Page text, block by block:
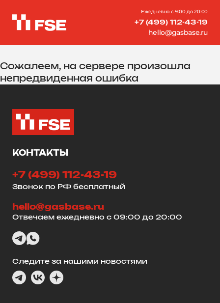
Ежедневно с 9:00 до 20:00
+7 (499) 112-43-19
hello@gasbase.ru
Сожалеем, на сервере произошла
непредвиденная ошибка
КОНТАКТЫ
+7 (499) 112-43-19
Звонок по РФ бесплатный
hello@gasbase.ru
Отвечаем ежедневно с 09:00 до 20:00
Следите за нашими новостями